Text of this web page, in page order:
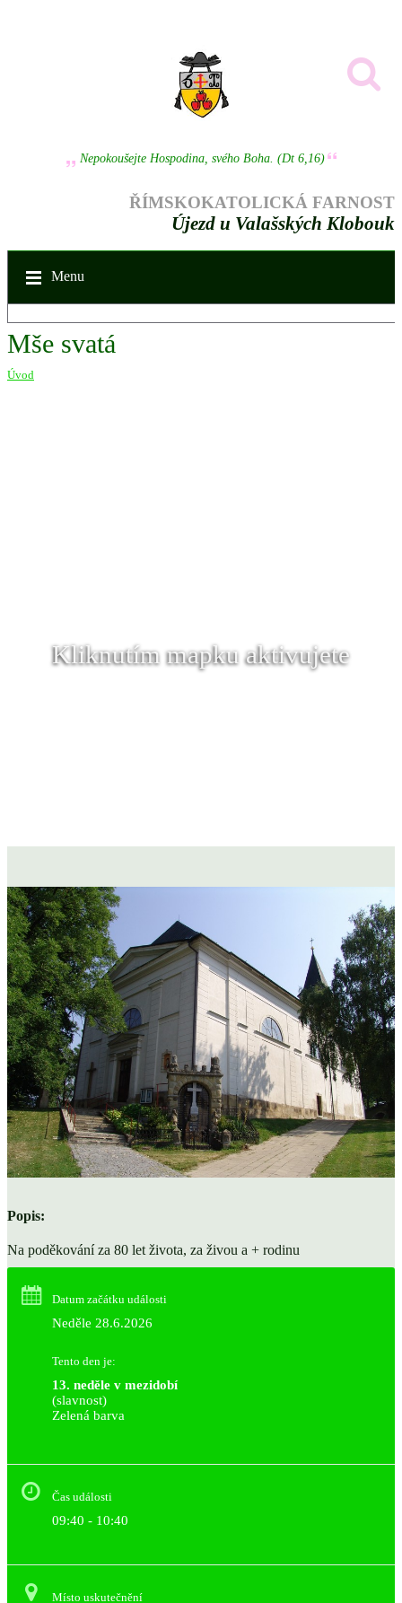
Nepokoušejte Hospodina, svého Boha. (Dt 6,16)
ŘÍMSKOKATOLICKÁ FARNOST
Újezd u Valašských Klobouk
Menu
Mše svatá
Úvod
Kliknutím mapku aktivujete
Popis:
Na poděkování za 80 let života, za živou a + rodinu
Datum začátku události
Neděle 28.6.2026
Tento den je:
13. neděle v mezidobí
(slavnost)
Zelená barva
Čas události
09:40 - 10:40
Místo uskutečnění